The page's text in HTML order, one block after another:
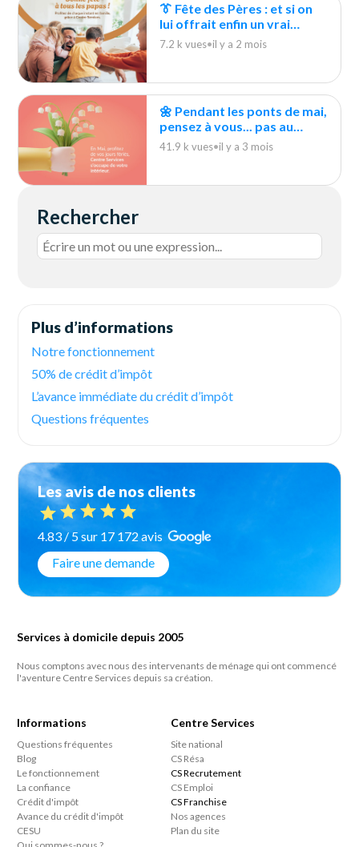
👔 Fête des Pères : et si on
lui offrait enfin un vrai
moment pour souffler ?
7.2 k vues•il y a 2 mois
🌼 Pendant les ponts de mai,
pensez à vous... pas au
ménage !
41.9 k vues•il y a 3 mois
Rechercher
Plus d’informations
Notre fonctionnement
50% de crédit d’impôt
L’avance immédiate du crédit d’impôt
Questions fréquentes
Les avis de nos clients
4.83 / 5 sur 17 172 avis
Faire une demande
Services à domicile depuis 2005
Nous comptons avec nous des intervenants de ménage qui ont commencé
l'aventure Centre Services depuis sa création.
Informations
Questions fréquentes
Blog
Le fonctionnement
La confiance
Crédit d'impôt
Avance du crédit d'impôt
CESU
Centre Services
Site national
CS Résa
CS Recrutement
CS Emploi
CS Franchise
Nos agences
Plan du site